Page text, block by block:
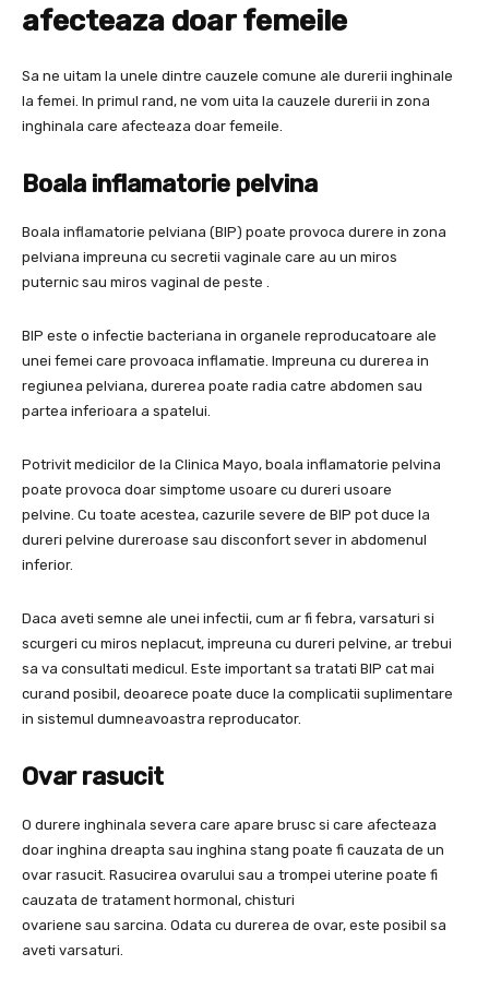
afecteaza doar femeile
Sa ne uitam la unele dintre cauzele comune ale durerii inghinale
la femei. In primul rand, ne vom uita la cauzele durerii in zona
inghinala care afecteaza doar femeile.
Boala inflamatorie pelvina
Boala inflamatorie pelviana (BIP) poate provoca durere in zona
pelviana impreuna cu secretii vaginale care au un miros
puternic sau miros vaginal de peste .
BIP este o infectie bacteriana in organele reproducatoare ale
unei femei care provoaca inflamatie. Impreuna cu durerea in
regiunea pelviana, durerea poate radia catre abdomen sau
partea inferioara a spatelui.
Potrivit medicilor de la Clinica Mayo, boala inflamatorie pelvina
poate provoca doar simptome usoare cu dureri usoare
pelvine. Cu toate acestea, cazurile severe de BIP pot duce la
dureri pelvine dureroase sau disconfort sever in abdomenul
inferior.
Daca aveti semne ale unei infectii, cum ar fi febra, varsaturi si
scurgeri cu miros neplacut, impreuna cu dureri pelvine, ar trebui
sa va consultati medicul. Este important sa tratati BIP cat mai
curand posibil, deoarece poate duce la complicatii suplimentare
in sistemul dumneavoastra reproducator.
Ovar rasucit
O durere inghinala severa care apare brusc si care afecteaza
doar inghina dreapta sau inghina stang poate fi cauzata de un
ovar rasucit. Rasucirea ovarului sau a trompei uterine poate fi
cauzata de tratament hormonal, chisturi
ovariene sau sarcina. Odata cu durerea de ovar, este posibil sa
aveti varsaturi.